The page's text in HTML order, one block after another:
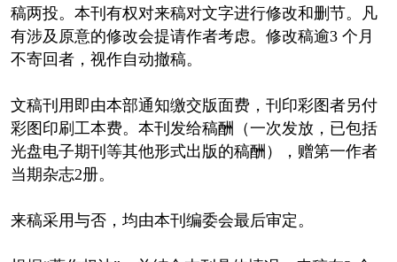
稿两投。本刊有权对来稿对文字进行修改和删节。凡
有涉及原意的修改会提请作者考虑。修改稿逾3 个月
不寄回者，视作自动撤稿。
文稿刊用即由本部通知缴交版面费，刊印彩图者另付
彩图印刷工本费。本刊发给稿酬（一次发放，已包括
光盘电子期刊等其他形式出版的稿酬），赠第一作者
当期杂志2册。
来稿采用与否，均由本刊编委会最后审定。